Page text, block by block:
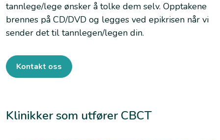
tannlege/lege ønsker å tolke dem selv. Opptakene
brennes på CD/DVD og legges ved epikrisen når vi
sender det til tannlegen/legen din.
Kontakt oss
Klinikker som utfører CBCT